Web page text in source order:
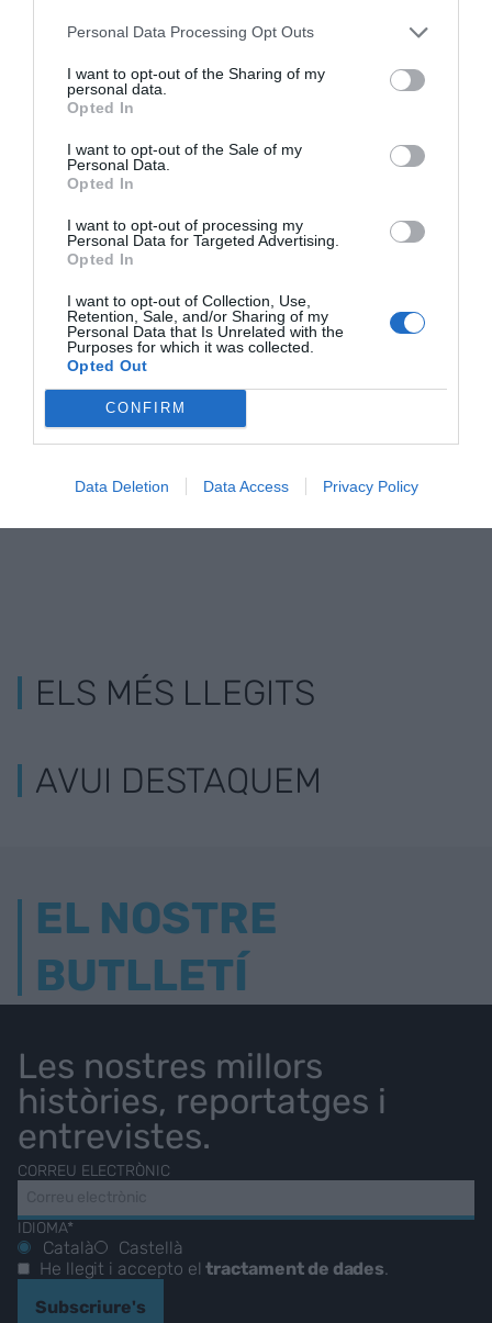
Personal Data Processing Opt Outs
I want to opt-out of the Sharing of my
personal data.
Opted In
I want to opt-out of the Sale of my
Personal Data.
Opted In
I want to opt-out of processing my
Personal Data for Targeted Advertising.
Opted In
I want to opt-out of Collection, Use,
Retention, Sale, and/or Sharing of my
Personal Data that Is Unrelated with the
Purposes for which it was collected.
Opted Out
CONFIRM
Data Deletion Data Access Privacy Policy
RELACIONADES
Amazon crearà 620
llocs de feina amb la
robotització
electrònic acapara
els magatzems de
Barcelona
centre
ELS MÉS LLEGITS
AVUI DESTAQUEM
EL NOSTRE
BUTLLETÍ
Les nostres millors
històries, reportatges i
entrevistes.
CORREU ELECTRÒNIC
IDIOMA*
Català
Castellà
He llegit i accepto eltractament de dades.
Subscriure's